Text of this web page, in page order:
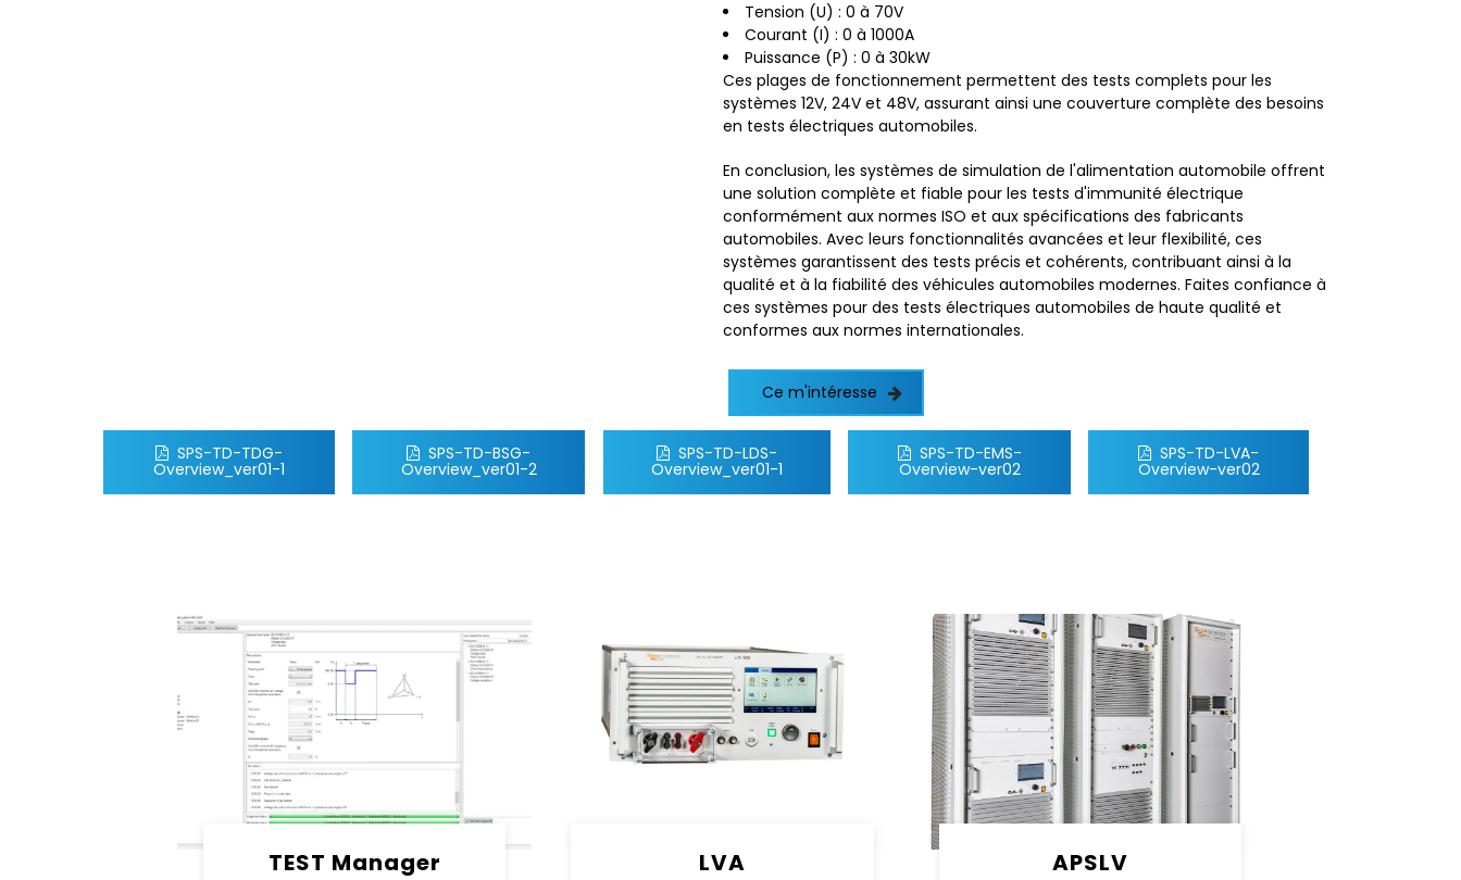
Tension (U) : 0 à 70V
Courant (I) : 0 à 1000A
Puissance (P) : 0 à 30kW
Ces plages de fonctionnement permettent des tests complets pour les
systèmes 12V, 24V et 48V, assurant ainsi une couverture complète des besoins
en tests électriques automobiles.
En conclusion, les systèmes de simulation de l'alimentation automobile offrent
une solution complète et fiable pour les tests d'immunité électrique
conformément aux normes ISO et aux spécifications des fabricants
automobiles. Avec leurs fonctionnalités avancées et leur flexibilité, ces
systèmes garantissent des tests précis et cohérents, contribuant ainsi à la
qualité et à la fiabilité des véhicules automobiles modernes. Faites confiance à
ces systèmes pour des tests électriques automobiles de haute qualité et
conformes aux normes internationales.
Ce m'intéresse
SPS-TD-TDG-
Overview_ver01-1
SPS-TD-BSG-
Overview_ver01-2
SPS-TD-LDS-
Overview_ver01-1
SPS-TD-EMS-
Overview-ver02
SPS-TD-LVA-
Overview-ver02
TEST Manager LVA APSLV